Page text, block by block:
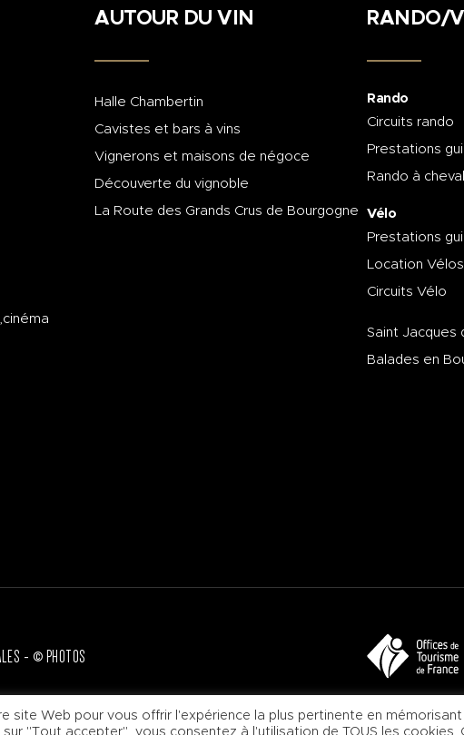
AUTOUR DU VIN
Halle Chambertin
Cavistes et bars à vins
Vignerons et maisons de négoce
Découverte du vignoble
La Route des Grands Crus de Bourgogne
RANDO/
Rando
Circuits rando
Prestations
Rando à cheval
Vélo
Prestations
Location Vélos
Circuits Vélo
Saint Jacques
Balades en
© PHOTOS
site Web pour vous offrir l'expérience la plus pertinente en
"Tout accepter", vous consentez à l'utilisation de TOUS les cookies.